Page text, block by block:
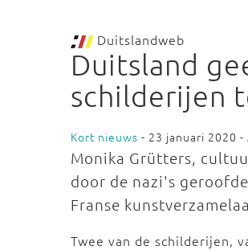
Duitslandweb
Duitsland
schilderijen
Kort nieuws - 23 januari 2020 -
Monika Grütters,
door de nazi's
Franse
Twee van de schilderijen,